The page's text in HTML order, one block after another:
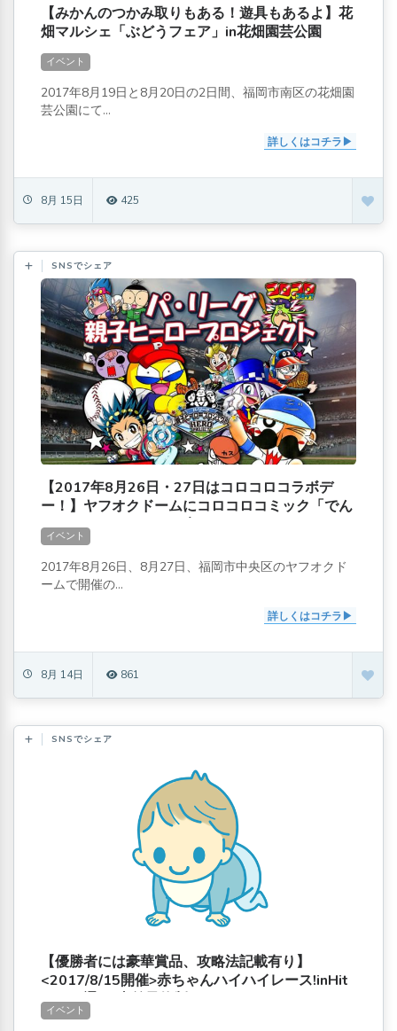
【みかんのつかみ取りもある！遊具もあるよ】花
畑マルシェ「ぶどうフェア」in花畑園芸公園
イベント
2017年8月19日と8月20日の2日間、福岡市南区の花畑園
芸公園にて...
詳しくはコチラ
8月 15日 425
SNSでシェア
【2017年8月26日・27日はコロコロコラボデ
ー！】ヤフオクドームにコロコロコミック「でん
ぢゃらすじーさん」が来るぞ
イベント
2017年8月26日、8月27日、福岡市中央区のヤフオクド
ームで開催の...
詳しくはコチラ
8月 14日 861
SNSでシェア
【優勝者には豪華賞品、攻略法記載有り】
<2017/8/15開催>赤ちゃんハイハイレース!inHit
マリナ通り[事前予約制]
イベント